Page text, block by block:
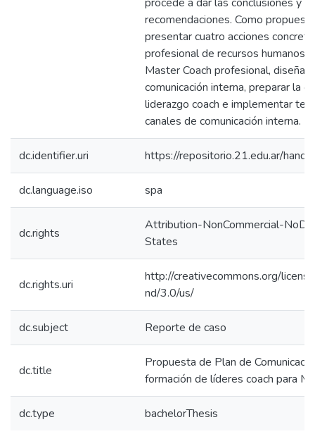
recomendaciones. Como
presentar cuatro acciones
profesional de recursos humanos
Master Coach profesional, diseñar
comunicación interna, preparar la
liderazgo coach e implementar
canales de comunicación interna.
dc.identifier.uri https://repositorio.21.edu.ar/
dc.language.iso spa
dc.rights
Attribution-NonCommercial-
States
dc.rights.uri
http://creativecommons.org/
nd/3.0/us/
dc.subject Reporte de caso
dc.title
Propuesta de Plan de
formación de líderes coach para
dc.type bachelorThesis